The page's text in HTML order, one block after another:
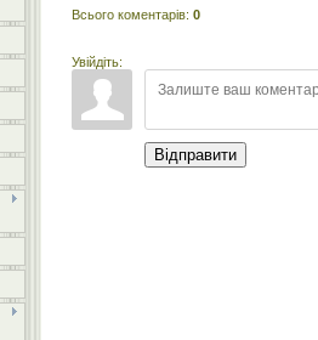
Всього коментарів: 0
Увійдіть:
Відправити